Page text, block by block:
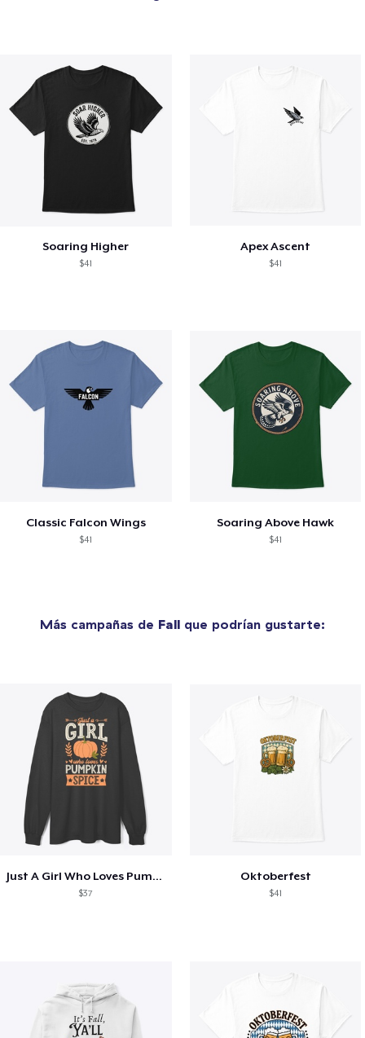
Soaring Higher
$41
Apex Ascent
$41
Classic Falcon Wings
$41
Soaring Above Hawk
$41
Más campañas de Fall que podrían gustarte:
Just A Girl Who Loves Pumpkin Spice
$37
Oktoberfest
$41